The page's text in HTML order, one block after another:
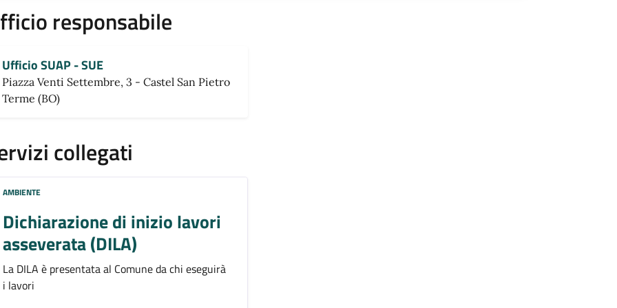
responsabile
Ufficio SUAP - SUE
Piazza Venti Settembre, 3 - Castel San Pietro
Terme (BO)
collegati
AMBIENTE
Dichiarazione di inizio lavori
asseverata (DILA)
La DILA è presentata al Comune da chi eseguirà
i lavori